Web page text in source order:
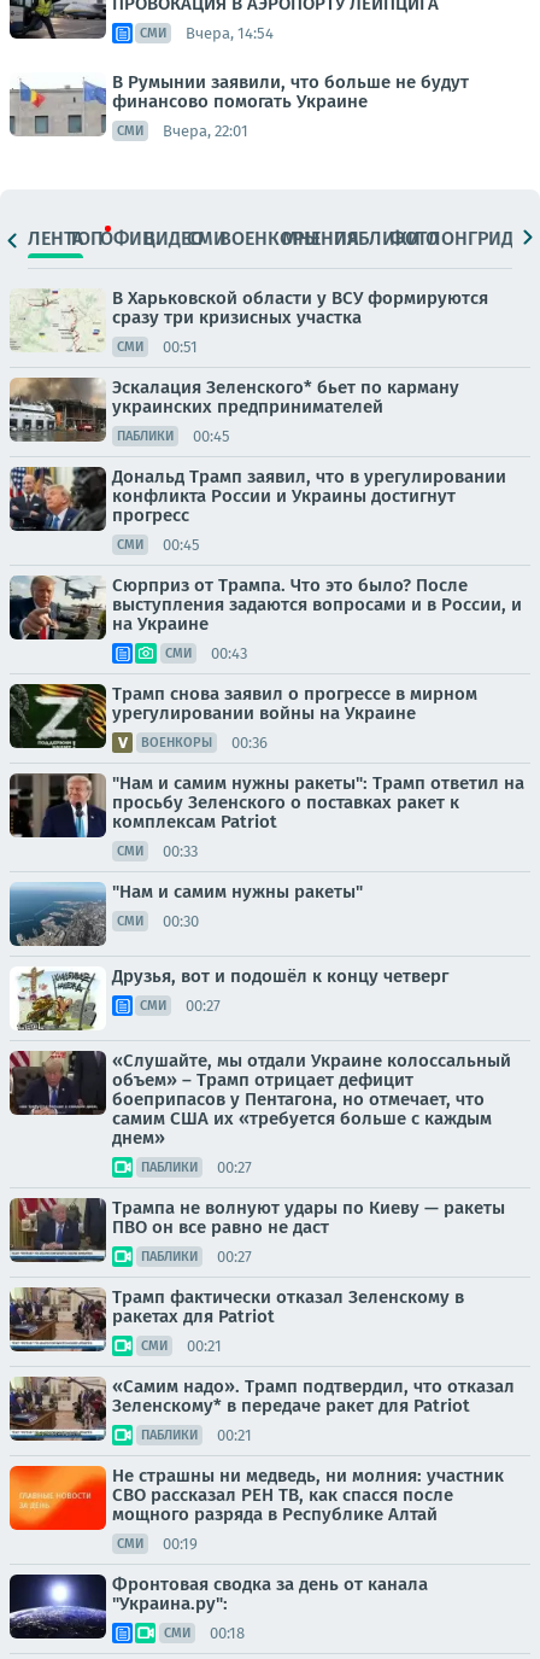
СМИ Вчера, 14:54
В Румынии заявили, что больше не будут
финансово помогать Украине
СМИ Вчера, 22:01
ЛЕНТАТОПОФИЦ.ВИДЕОСМИВОЕНКОРЫМНЕНИЯПАБЛИКИ
ФОТОЛОНГРИДЫ
В Харьковской области у ВСУ формируются
сразу три кризисных участка
СМИ 00:51
Эскалация Зеленского* бьет по карману
украинских предпринимателей
ПАБЛИКИ 00:45
Дональд Трамп заявил, что в урегулировании
конфликта России и Украины достигнут
прогресс
СМИ 00:45
Сюрприз от Трампа. Что это было? После
выступления задаются вопросами и в России, и
на Украине
СМИ 00:43
Трамп снова заявил о прогрессе в мирном
урегулировании войны на Украине
ВОЕНКОРЫ 00:36
"Нам и самим нужны ракеты": Трамп ответил на
просьбу Зеленского о поставках ракет к
комплексам Patriot
СМИ 00:33
"Нам и самим нужны ракеты"
СМИ 00:30
Друзья, вот и подошёл к концу четверг
СМИ 00:27
«Слушайте, мы отдали Украине колоссальный
объем» – Трамп отрицает дефицит
боеприпасов у Пентагона, но отмечает, что
самим США их «требуется больше с каждым
днем»
ПАБЛИКИ 00:27
Трампа не волнуют удары по Киеву — ракеты
ПВО он все равно не даст
ПАБЛИКИ 00:27
Трамп фактически отказал Зеленскому в
ракетах для Patriot
СМИ 00:21
«Самим надо». Трамп подтвердил, что отказал
Зеленскому* в передаче ракет для Patriot
ПАБЛИКИ 00:21
Не страшны ни медведь, ни молния: участник
СВО рассказал РЕН ТВ, как спасся после
мощного разряда в Республике Алтай
СМИ 00:19
Фронтовая сводка за день от канала
"Украина.ру":
СМИ 00:18